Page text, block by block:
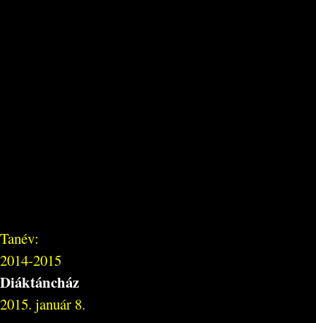
Tanév:
2014-2015
Diáktáncház
2015. január 8.